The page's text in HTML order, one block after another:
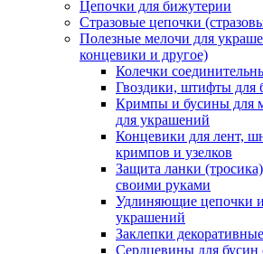
Цепочки для бижутерии
Стразовые цепочки
Полезные мелочи для
концевики и другое)
Колечки
Гвоздики, штифты для
Кримпы и бусины для
для украшений
Концевики для лент,
кримпов и узелков
Защита ланки
своими руками
Удлиняющие цепочки
украшений
Заклепки декоративные
Сердцевины для